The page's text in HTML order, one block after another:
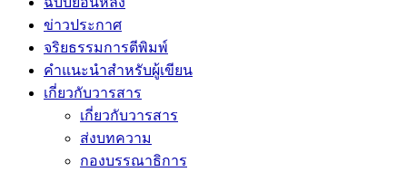
ข่าวประกาศ
จริยธรรมการตีพิมพ์
คำแนะนำสำหรับผู้เขียน
เกี่ยวกับวารสาร
เกี่ยวกับวารสาร
ส่งบทความ
กองบรรณาธิการ